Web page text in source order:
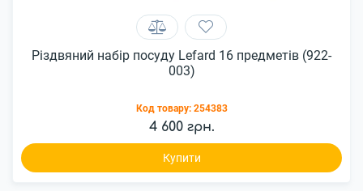
Різдвяний набір посуду Lefard 16 предметів (922-
003)
Код товару: 254383
4 600 грн.
Купити